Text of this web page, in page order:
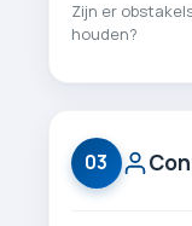
Zijn er
houden?
03